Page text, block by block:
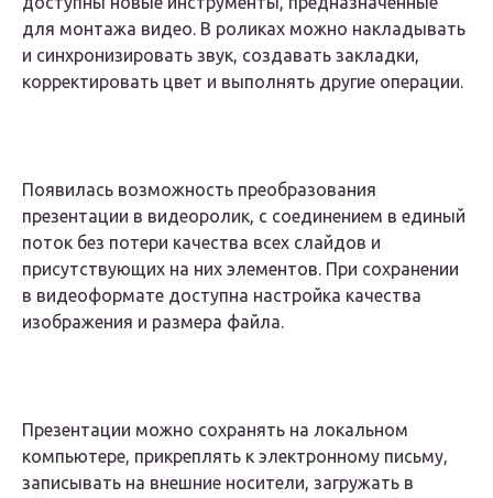
для монтажа видео. В роликах можно накладывать
и синхронизировать звук, создавать закладки,
корректировать цвет и выполнять другие операции.
Появилась возможность преобразования
презентации в видеоролик, с соединением в единый
поток без потери качества всех слайдов и
присутствующих на них элементов. При сохранении
в видеоформате доступна настройка качества
изображения и размера файла.
Презентации можно сохранять на локальном
компьютере, прикреплять к электронному письму,
записывать на внешние носители, загружать в